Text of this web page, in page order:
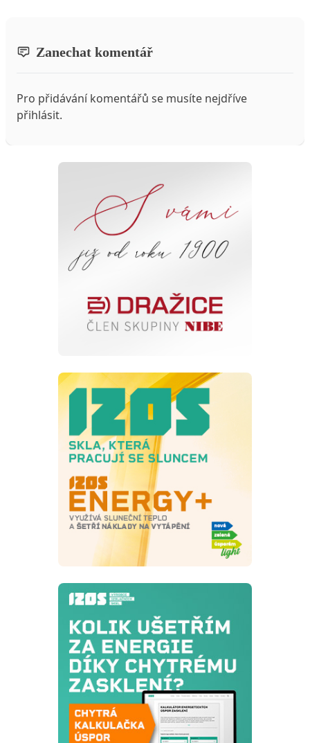
Zanechat komentář
Pro přidávání komentářů se musíte nejdříve
přihlásit.